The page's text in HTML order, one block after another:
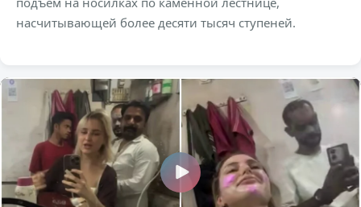
насчитывающей более десяти тысяч ступеней.